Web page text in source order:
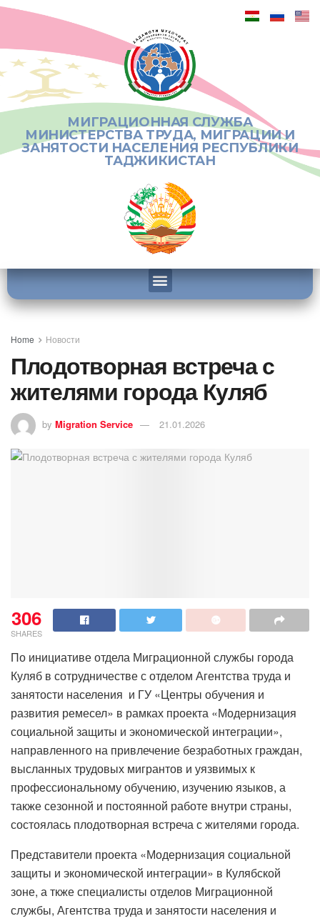
МИГРАЦИОННАЯ СЛУЖБА
МИНИСТЕРСТВА ТРУДА, МИГРАЦИИ И
ЗАНЯТОСТИ НАСЕЛЕНИЯ РЕСПУБЛИКИ
ТАДЖИКИСТАН
Home Новости
Плодотворная встреча с
жителями города Куляб
by Migration Service 21.01.2026
306
SHARES
По инициативе отдела Миграционной службы города
Куляб в сотрудничестве с отделом Агентства труда и
занятости населения и ГУ «Центры обучения и
развития ремесел» в рамках проекта «Модернизация
социальной защиты и экономической интеграции»,
направленного на привлечение безработных граждан,
высланных трудовых мигрантов и уязвимых к
профессиональному обучению, изучению языков, а
также сезонной и постоянной работе внутри страны,
состоялась плодотворная встреча с жителями города.
Представители проекта «Модернизация социальной
защиты и экономической интеграции» в Кулябской
зоне, а ткже специалисты отделов Миграционной
службы, Агентства труда и занятости населения и